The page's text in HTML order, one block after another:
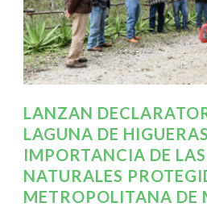
LANZAN
LAGUNA DE
IMPORTANCIA DE
NATURALES
METROPOLITANA DE